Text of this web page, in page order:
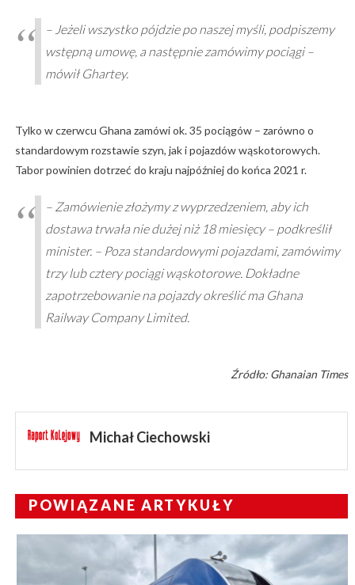
– Jeżeli wszystko pójdzie po naszej myśli, podpiszemy
wstępną umowę, a następnie zamówimy pociągi –
mówił Ghartey.
Tylko w czerwcu Ghana zamówi ok. 35 pociągów – zarówno o
standardowym rozstawie szyn, jak i pojazdów wąskotorowych.
Tabor powinien dotrzeć do kraju najpóźniej do końca 2021 r.
– Zamówienie złożymy z wyprzedzeniem, aby ich
dostawa trwała nie dużej niż 18 miesięcy – podkreślił
minister. – Poza standardowymi pojazdami, zamówimy
trzy lub cztery pociągi wąskotorowe. Dokładne
zapotrzebowanie na pojazdy określić ma Ghana
Railway Company Limited.
Źródło: Ghanaian Times
Michał Ciechowski
POWIĄZANE ARTYKUŁY